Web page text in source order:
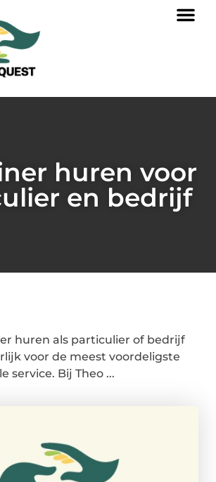
huren voor
en bedrijf
huren als particulier of bedrijf
voor de meest voordeligste
service. Bij Theo ...